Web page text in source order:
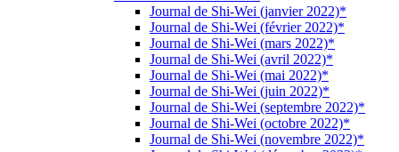
Journal de Shi-Wei (janvier 2022)*
Journal de Shi-Wei (février 2022)*
Journal de Shi-Wei (mars 2022)*
Journal de Shi-Wei (avril 2022)*
Journal de Shi-Wei (mai 2022)*
Journal de Shi-Wei (juin 2022)*
Journal de Shi-Wei (septembre 2022)*
Journal de Shi-Wei (octobre 2022)*
Journal de Shi-Wei (novembre 2022)*